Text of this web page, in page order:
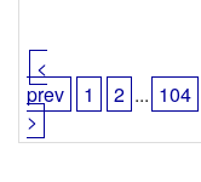
<
prev
1 2 ... 104
>